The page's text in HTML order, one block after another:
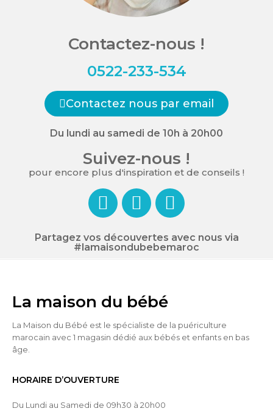
Contactez-nous !
0522-233-534
Contactez nous par email
Du lundi au samedi de 10h à 20h00
Suivez-nous !
pour encore plus d'inspiration et de conseils !
Partagez vos découvertes avec nous via
#lamaisondubebemaroc
La maison du bébé
La Maison du Bébé est le spécialiste de la puériculture
marocain avec 1 magasin dédié aux bébés et enfants en bas
âge.
HORAIRE D’OUVERTURE
Du Lundi au Samedi de 09h30 à 20h00